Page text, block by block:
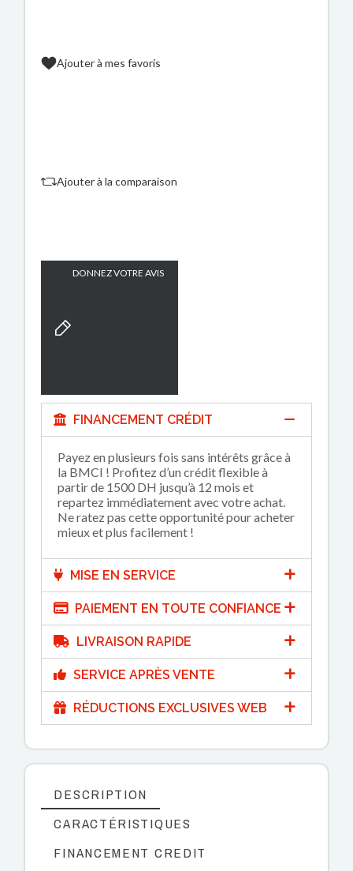
Ajouter à mes favoris
Ajouter à la comparaison
DONNEZ VOTRE AVIS
FINANCEMENT CRÉDIT
Payez en plusieurs fois sans intérêts grâce à
la BMCI ! Profitez d’un crédit flexible à
partir de 1500 DH jusqu’à 12 mois et
repartez immédiatement avec votre achat.
Ne ratez pas cette opportunité pour acheter
mieux et plus facilement !
MISE EN SERVICE
PAIEMENT EN TOUTE CONFIANCE
LIVRAISON RAPIDE
SERVICE APRÈS VENTE
RÉDUCTIONS EXCLUSIVES WEB
DESCRIPTION
CARACTÉRISTIQUES
FINANCEMENT CREDIT